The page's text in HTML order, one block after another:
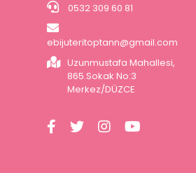
0532 309 60 81
ebijuteritoptann@gmail.com
Uzunmustafa Mahallesi,
865.Sokak No:3
Merkez/DÜZCE